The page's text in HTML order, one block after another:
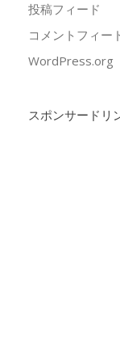
投稿フィード
コメントフィー
WordPress.org
スポンサードリ